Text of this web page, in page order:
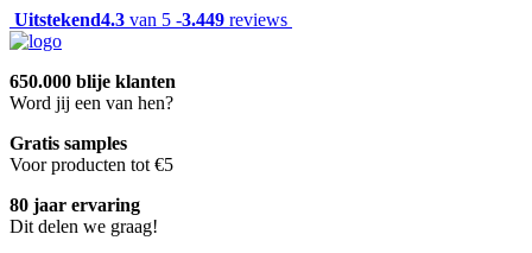
Uitstekend4.3 van 5 -3.449 reviews
650.000 blije klanten
Word jij een van hen?
Gratis samples
Voor producten tot €5
80 jaar ervaring
Dit delen we graag!